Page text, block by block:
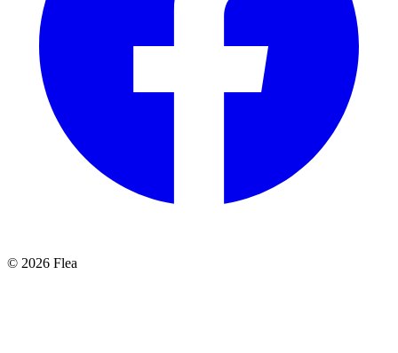
© 2026 Flea